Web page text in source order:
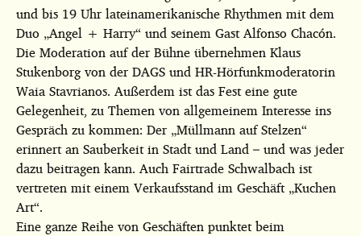
und bis 19 Uhr lateinamerikanische Rhythmen mit dem
Duo „Angel + Harry“ und seinem Gast Alfonso Chacón.
Die Moderation auf der Bühne übernehmen Klaus
Stukenborg von der DAGS und HR-Hörfunkmoderatorin
Waia Stavrianos. Außerdem ist das Fest eine gute
Gelegenheit, zu Themen von allgemeinem Interesse ins
Gespräch zu kommen: Der „Müllmann auf Stelzen“
erinnert an Sauberkeit in Stadt und Land – und was jeder
dazu beitragen kann. Auch Fairtrade Schwalbach ist
vertreten mit einem Verkaufsstand im Geschäft „Kuchen
Art“.
Eine ganze Reihe von Geschäften punktet beim